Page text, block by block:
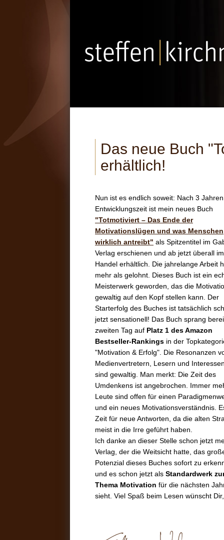
Das neue Buch
erhältlich!
Nun ist es endlich soweit: Nach 3 Jahren
Entwicklungszeit ist mein neues Buch
"Totmotiviert – Das Ende der
Motivationslügen und was Menschen
wirklich antreibt" als Spitzentitel im
Verlag erschienen und ab jetzt überall im
Handel erhältlich. Die jahrelange Arbeit
mehr als gelohnt. Dieses Buch ist ein
Meisterwerk geworden, das die
gewaltig auf den Kopf stellen kann. Der
Starterfolg des Buches ist tatsächlich
jetzt sensationell! Das Buch sprang
zweiten Tag auf Platz 1 des Amazon
Bestseller-Rankings in der
"Motivation & Erfolg". Die Resonanzen
Medienvertretern, Lesern und
sind gewaltig. Man merkt: Die Zeit des
Umdenkens ist angebrochen. Immer
Leute sind offen für einen
und ein neues Motivationsverständnis.
Zeit für neue Antworten, da die alten
meist in die Irre geführt haben.
Ich danke an dieser Stelle schon jetzt
Verlag, der die Weitsicht hatte, das
Potenzial dieses Buches sofort zu
und es schon jetzt als Standardwerk
Thema Motivation für die nächsten
sieht. Viel Spaß beim Lesen wünscht Dir,